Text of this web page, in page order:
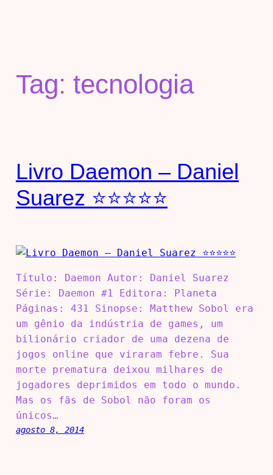
Tag: tecnologia
Livro Daemon – Daniel
Suarez ⭐⭐⭐⭐⭐
Título: Daemon Autor: Daniel Suarez
Série: Daemon #1 Editora: Planeta
Páginas: 431 Sinopse: Matthew Sobol era
um gênio da indústria de games, um
bilionário criador de uma dezena de
jogos online que viraram febre. Sua
morte prematura deixou milhares de
jogadores deprimidos em todo o mundo.
Mas os fãs de Sobol não foram os
únicos…
agosto 8, 2014